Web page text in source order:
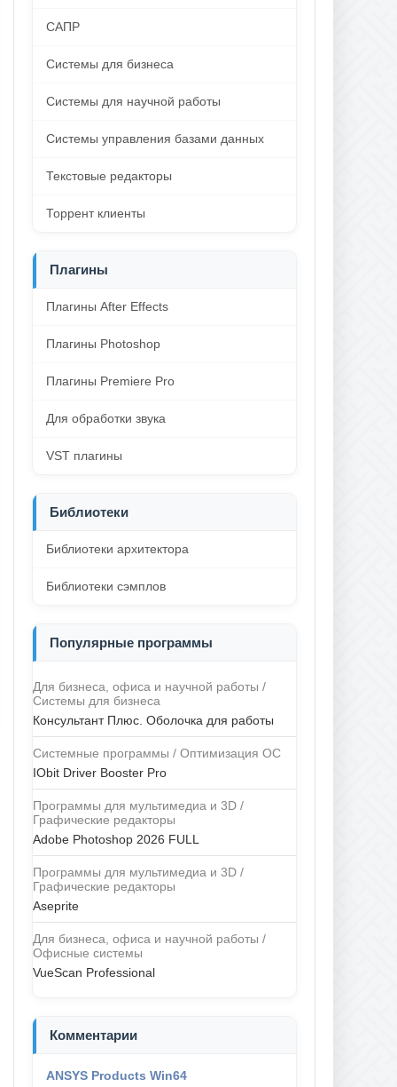
САПР
Системы для бизнеса
Системы для научной работы
Системы управления базами данных
Текстовые редакторы
Торрент клиенты
Плагины
Плагины After Effects
Плагины Photoshop
Плагины Premiere Pro
Для обработки звука
VST плагины
Библиотеки
Библиотеки архитектора
Библиотеки сэмплов
Популярные программы
Для бизнеса, офиса и научной работы /
Системы для бизнеса
Консультант Плюс. Оболочка для работы
Системные программы / Оптимизация ОС
IObit Driver Booster Pro
Программы для мультимедиа и 3D /
Графические редакторы
Adobe Photoshop 2026 FULL
Программы для мультимедиа и 3D /
Графические редакторы
Aseprite
Для бизнеса, офиса и научной работы /
Офисные системы
VueScan Professional
Комментарии
ANSYS Products Win64